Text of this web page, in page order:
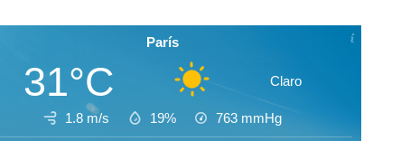
París
31°C Claro
1.8 m/s 19% 763 mmHg